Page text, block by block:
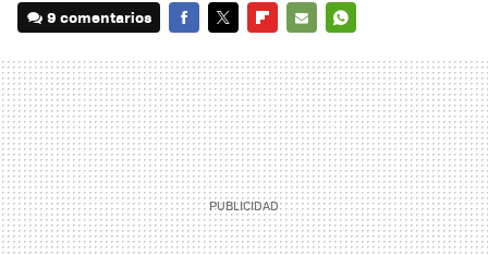
9 comentarios
MAIL